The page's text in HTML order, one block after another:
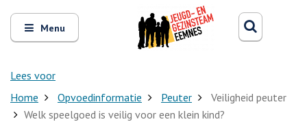
Open
en
sluit
Menu
Lees voor
Zoeken
Home Opvoedinformatie Peuter
Veiligheid peuter
Welk speelgoed is veilig voor een klein kind?